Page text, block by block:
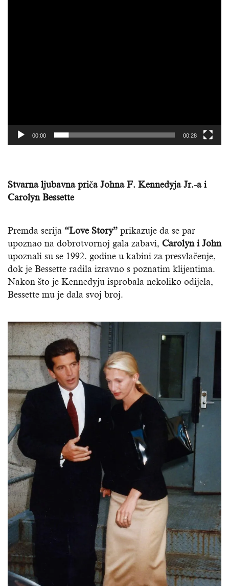
00:00 00:28
Stvarna ljubavna priča Johna F. Kennedyja Jr.-a i
Carolyn Bessette
Premda serija “Love Story” prikazuje da se par
upoznao na dobrotvornoj gala zabavi, Carolyn i John
upoznali su se 1992. godine u kabini za presvlačenje,
dok je Bessette radila izravno s poznatim klijentima.
Nakon što je Kennedyju isprobala nekoliko odijela,
Bessette mu je dala svoj broj.